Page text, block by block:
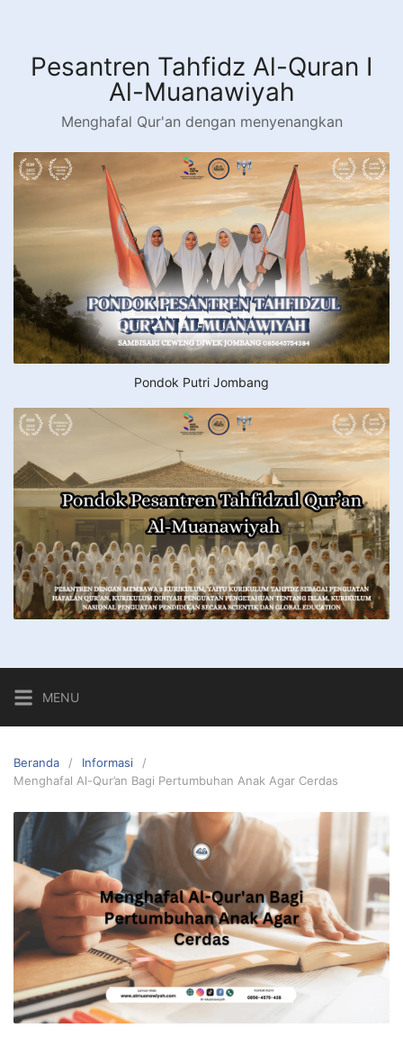
kontenPesantren Tahfidz Al-Quran I
Al-Muanawiyah
Menghafal Qur'an dengan menyenangkan
Pondok Putri Jombang
MENU
Beranda
Informasi
Menghafal Al-Qur’an Bagi Pertumbuhan Anak Agar Cerdas